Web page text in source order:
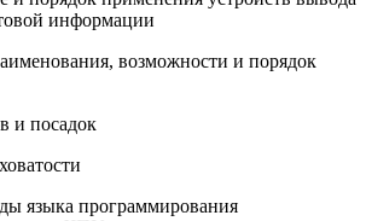
информации
возможности и порядок
и посадок
языка программирования